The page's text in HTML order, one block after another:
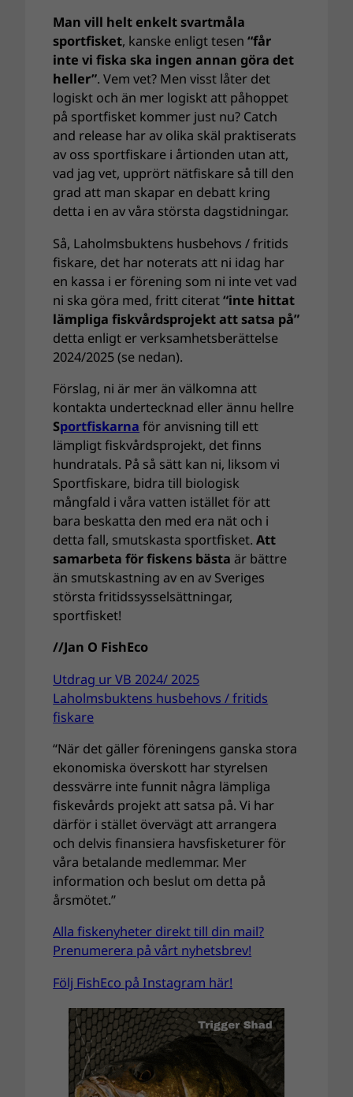
Man vill helt enkelt svartmåla
sportfisket, kanske enligt tesen“får
inte vi fiska ska ingen annan göra det
heller”. Vem vet? Men visst låter det
logiskt och än mer logiskt att påhoppet
på sportfisket kommer just nu? Catch
and release har av olika skäl praktiserats
av oss sportfiskare i årtionden utan att,
vad jag vet, upprört nätfiskare så till den
grad att man skapar en debatt kring
detta i en av våra största dagstidningar.
Så, Laholmsbuktens husbehovs / fritids
fiskare, det har noterats att ni idag har
en kassa i er förening som ni inte vet vad
ni ska göra med, fritt citerat“inte hittat
lämpliga fiskvårdsprojekt att satsa på”
detta enligt er verksamhetsberättelse
2024/2025 (se nedan).
Förslag, ni är mer än välkomna att
kontakta undertecknad eller ännu hellre
Sportfiskarna för anvisning till ett
lämpligt fiskvårdsprojekt, det finns
hundratals. På så sätt kan ni, liksom vi
Sportfiskare, bidra till biologisk
mångfald i våra vatten istället för att
bara beskatta den med era nät och i
detta fall, smutskasta sportfisket.Att
samarbeta för fiskens bästa är bättre
än smutskastning av en av Sveriges
största fritidssysselsättningar,
sportfisket!
//Jan O FishEco
Utdrag ur VB 2024/ 2025
Laholmsbuktens husbehovs / fritids
fiskare
“När det gäller föreningens ganska stora
ekonomiska överskott har styrelsen
dessvärre inte funnit några lämpliga
fiskevårds projekt att satsa på. Vi har
därför i stället övervägt att arrangera
och delvis finansiera havsfisketurer för
våra betalande medlemmar. Mer
information och beslut om detta på
årsmötet.”
Alla fiskenyheter direkt till din mail?
Prenumerera på vårt nyhetsbrev!
Följ FishEco på Instagram här!